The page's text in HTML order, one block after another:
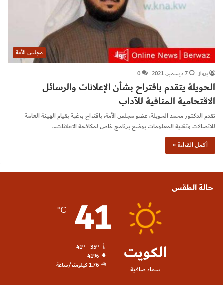
مجلس الأمة
برواز
7 ديسمبر، 2021 0
الحويلة يتقدم باقتراح بشأن الإعلانات والرسائل
الاقتحامية المنافية للآداب
تقدم الدكتور محمد الحويلة، عضو مجلس الأمة، باقتراح برغبة بقيام الهيئة العامة
للاتصالات وتقنية المعلومات بوضع برنامج خاص لمكافحة الإعلانات…
أكمل القراءة »
حالة الطقس
الكويت
سماء صافية
41
℃
41º - 35º
41%
1.76 كيلومتر/ساعة